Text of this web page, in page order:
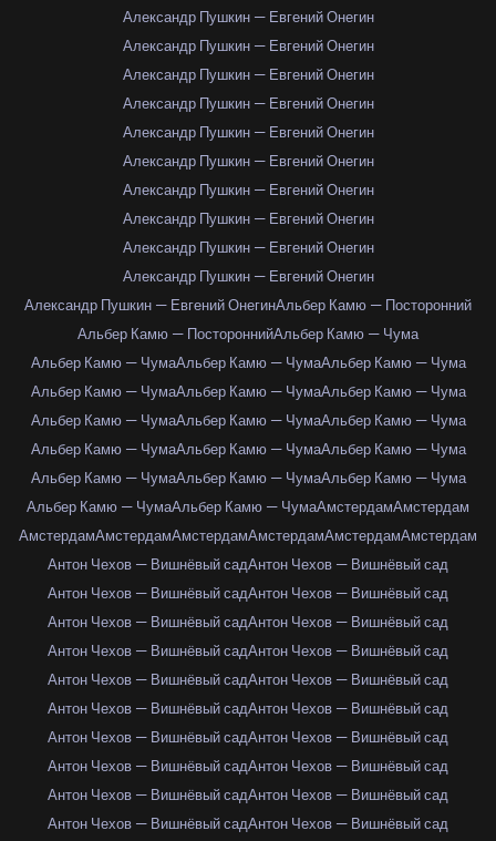
Александр Пушкин — Евгений Онегин
Александр Пушкин — Евгений Онегин
Александр Пушкин — Евгений Онегин
Александр Пушкин — Евгений Онегин
Александр Пушкин — Евгений Онегин
Александр Пушкин — Евгений Онегин
Александр Пушкин — Евгений Онегин
Александр Пушкин — Евгений Онегин
Александр Пушкин — Евгений Онегин
Александр Пушкин — Евгений Онегин
Александр Пушкин — Евгений ОнегинАльбер Камю — Посторонний
Альбер Камю — ПостороннийАльбер Камю — Чума
Альбер Камю — ЧумаАльбер Камю — ЧумаАльбер Камю — Чума
Альбер Камю — ЧумаАльбер Камю — ЧумаАльбер Камю — Чума
Альбер Камю — ЧумаАльбер Камю — ЧумаАльбер Камю — Чума
Альбер Камю — ЧумаАльбер Камю — ЧумаАльбер Камю — Чума
Альбер Камю — ЧумаАльбер Камю — ЧумаАльбер Камю — Чума
Альбер Камю — ЧумаАльбер Камю — ЧумаАмстердамАмстердам
АмстердамАмстердамАмстердамАмстердамАмстердамАмстердам
Антон Чехов — Вишнёвый садАнтон Чехов — Вишнёвый сад
Антон Чехов — Вишнёвый садАнтон Чехов — Вишнёвый сад
Антон Чехов — Вишнёвый садАнтон Чехов — Вишнёвый сад
Антон Чехов — Вишнёвый садАнтон Чехов — Вишнёвый сад
Антон Чехов — Вишнёвый садАнтон Чехов — Вишнёвый сад
Антон Чехов — Вишнёвый садАнтон Чехов — Вишнёвый сад
Антон Чехов — Вишнёвый садАнтон Чехов — Вишнёвый сад
Антон Чехов — Вишнёвый садАнтон Чехов — Вишнёвый сад
Антон Чехов — Вишнёвый садАнтон Чехов — Вишнёвый сад
Антон Чехов — Вишнёвый садАнтон Чехов — Вишнёвый сад